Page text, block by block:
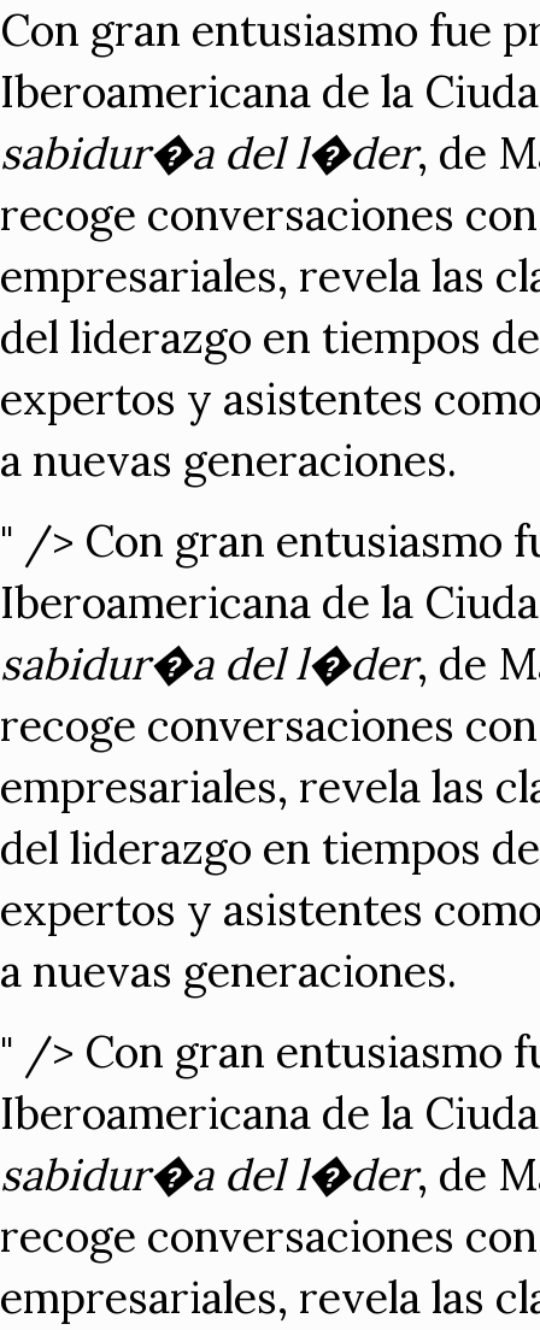
Con gran entusiasmo fue
Iberoamericana de la
sabidur�a del l�der, de
recoge conversaciones
empresariales, revela las
del liderazgo en tiempos
expertos y asistentes
a nuevas generaciones.
" /> Con gran entusiasmo
Iberoamericana de la
sabidur�a del l�der, de
recoge conversaciones
empresariales, revela las
del liderazgo en tiempos
expertos y asistentes
a nuevas generaciones.
" /> Con gran entusiasmo
Iberoamericana de la
sabidur�a del l�der, de
recoge conversaciones
empresariales, revela las